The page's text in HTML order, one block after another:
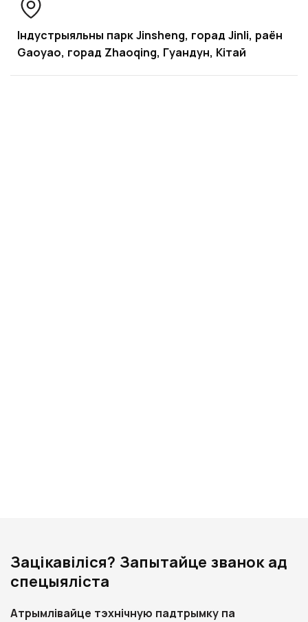
Індустрыяльны парк Jinsheng, горад Jinli, раён
Gaoyao, горад Zhaoqing, Гуандун, Кітай
Зацікавіліся? Запытайце званок ад
спецыяліста
Атрымлівайце тэхнічную падтрымку па